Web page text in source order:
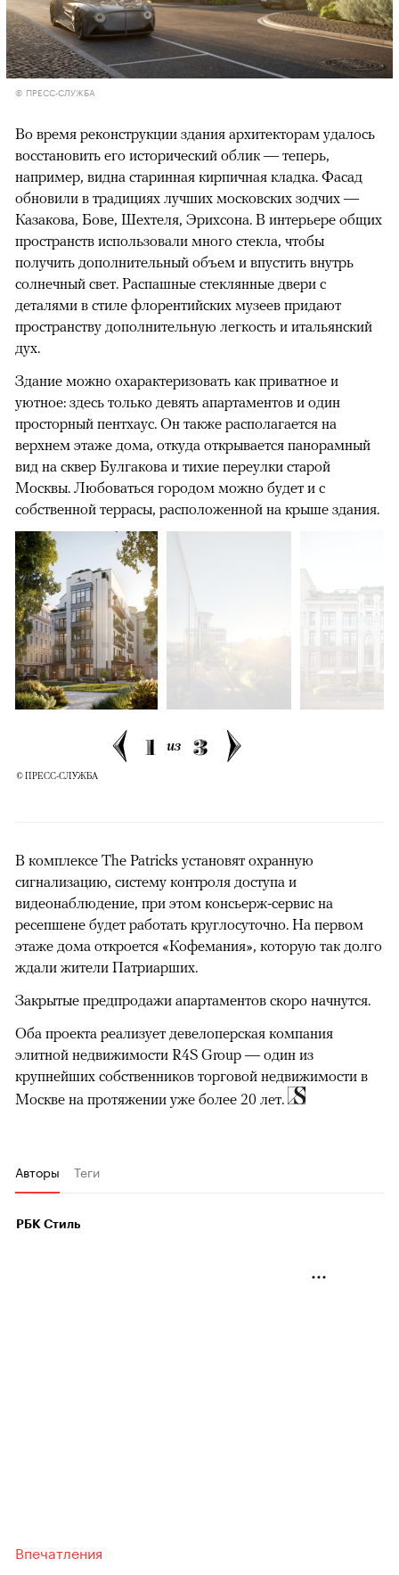
© ПРЕСС-СЛУЖБА
Во время реконструкции здания архитекторам удалось
восстановить его исторический облик — теперь,
например, видна старинная кирпичная кладка. Фасад
обновили в традициях лучших московских зодчих —
Казакова, Бове, Шехтеля, Эрихсона. В интерьере общих
пространств использовали много стекла, чтобы
получить дополнительный объем и впустить внутрь
солнечный свет. Распашные стеклянные двери с
деталями в стиле флорентийских музеев придают
пространству дополнительную легкость и итальянский
дух.
Здание можно охарактеризовать как приватное и
уютное: здесь только девять апартаментов и один
просторный пентхаус. Он также располагается на
верхнем этаже дома, откуда открывается панорамный
вид на сквер Булгакова и тихие переулки старой
Москвы. Любоваться городом можно будет и с
собственной террасы, расположенной на крыше здания.
1 из 3
© ПРЕСС-СЛУЖБА
В комплексе The Patricks установят охранную
сигнализацию, систему контроля доступа и
видеонаблюдение, при этом консьерж-сервис на
ресепшене будет работать круглосуточно. На первом
этаже дома откроется «Кофемания», которую так долго
ждали жители Патриарших.
Закрытые предпродажи апартаментов скоро начнутся.
Оба проекта реализует девелоперская компания
элитной недвижимости R4S Group — один из
крупнейших собственников торговой недвижимости в
Москве на протяжении уже более 20 лет.
Авторы Теги
РБК Стиль
Впечатления